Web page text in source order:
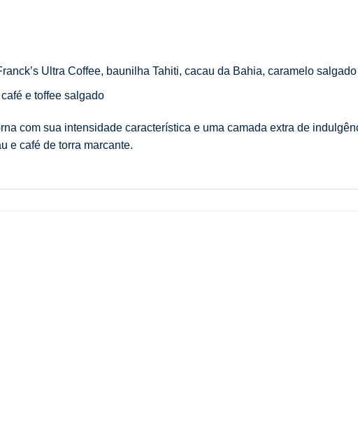
Ultra Coffee, baunilha Tahiti, cacau da Bahia, caramelo salgado
e toffee salgado
com sua intensidade característica e uma camada extra de
e café de torra marcante.